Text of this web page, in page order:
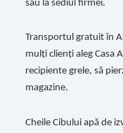
sau la sediul firmei.
Transportul gratuit în
mulți clienți aleg Casa
recipiente grele, să
magazine.
Cheile Cibului apă de